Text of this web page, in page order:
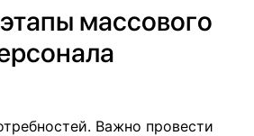
массового
Важно провести